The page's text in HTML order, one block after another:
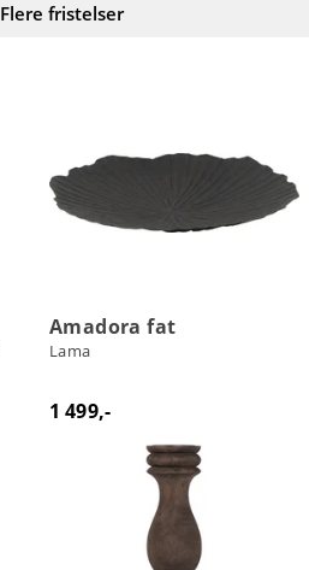
Flere fristelser
Amadora fat
Lama
1 499,-